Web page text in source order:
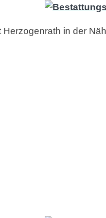
Herzogenrath in der